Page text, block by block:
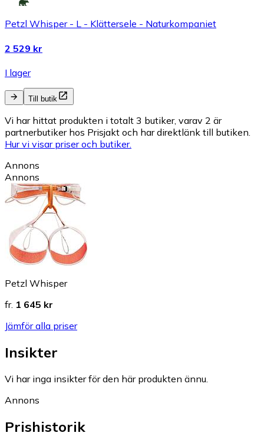
Petzl Whisper - L - Klättersele - Naturkompaniet
2 529 kr
I lager
Till butik
Vi har hittat produkten i totalt 3 butiker, varav 2 är
partnerbutiker hos Prisjakt och har direktlänk till butiken.
Hur vi visar priser och butiker.
Annons
Annons
Petzl Whisper
fr. 1 645 kr
Jämför alla priser
Insikter
Vi har inga insikter för den här produkten ännu.
Annons
Prishistorik